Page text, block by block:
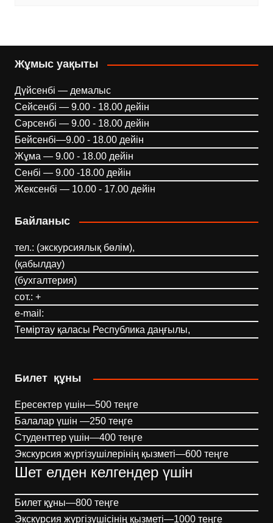
Жұмыс уақыты
Дүйсенбі — демалыс
Сейсенбі — 9.00 - 18.00 дейін
Сәрсенбі — 9.00 - 18.00 дейін
Бейсенбі—9.00 - 18.00 дейін
Жұма — 9.00 - 18.00 дейін
Сенбі — 9.00 -18.00 дейін
Жексенбі — 10.00 - 17.00 дейін
Байланыс
тел.: (экскурсиялық бөлім),
(қабылдау)
(бухгалтерия)
сот.: +
e-mail:
Теміртау қаласы Республика даңғылы,
Билет құны
Ересектер үшін—500 теңге
Балалар үшін —250 теңге
Студенттер үшін—400 теңге
Экскурсия жүргізушілерінің қызметі—600 теңге
Шет елден келгендер үшін
Билет құны—800 теңге
Экскурсия жүргізушісінің қызметі—1000 теңге